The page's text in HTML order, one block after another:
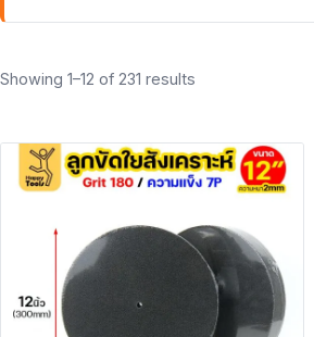
Showing 1–12 of 231 results